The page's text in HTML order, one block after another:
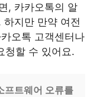
, 카카오톡의 알
지만 만약 여전
오톡 고객센터나
청할 수 있어요.
프트웨어 오류를